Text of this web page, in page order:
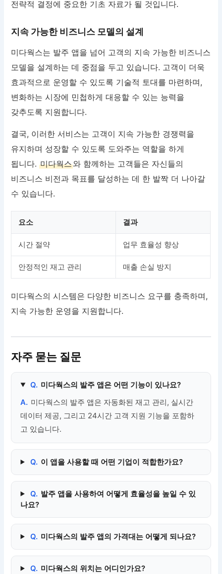
전략적 결정에 중요한 기초 자료가 될 것입니다.
지속 가능한 비즈니스 모델의 설계
미다웍스는 발주 앱을 넘어 고객의 지속 가능한 비즈니스
모델을 설계하는 데 중점을 두고 있습니다. 고객이 더욱
효과적으로 운영할 수 있도록 기술적 토대를 마련하며,
변화하는 시장에 민첩하게 대응할 수 있는 능력을
갖추도록 지원합니다.
결국, 이러한 서비스는 고객이 지속 가능한 경쟁력을
유지하며 성장할 수 있도록 도와주는 역할을 하게
됩니다.미다웍스와 함께하는 고객들은 자신들의
비즈니스 비전과 목표를 달성하는 데 한 발짝 더 나아갈
수 있습니다.
요소 결과
시간 절약 업무 효율성 향상
안정적인 재고 관리 매출 손실 방지
미다웍스의 시스템은 다양한 비즈니스 요구를 충족하며,
지속 가능한 운영을 지원합니다.
자주 묻는 질문
Q. 미다웍스의 발주 앱은 어떤 기능이 있나요?
A. 미다웍스의 발주 앱은 자동화된 재고 관리, 실시간
데이터 제공, 그리고 24시간 고객 지원 기능을 포함하
고 있습니다.
Q. 이 앱을 사용할 때 어떤 기업이 적합한가요?
Q. 발주 앱을 사용하여 어떻게 효율성을 높일 수 있
나요?
Q. 미다웍스의 발주 앱의 가격대는 어떻게 되나요?
Q. 미다웍스의 위치는 어디인가요?